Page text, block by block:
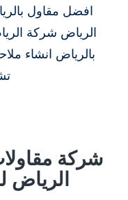
افضل مقاول
بالرياض انشاء
شركة
الرياض